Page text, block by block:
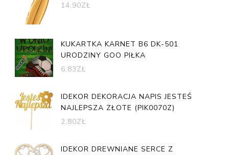
14,90ZŁ
KUKARTKA KARNET B6 DK-501
URODZINY GOO PIŁKA
6,83ZŁ
IDEKOR DEKORACJA NAPIS JESTEŚ
NAJLEPSZA ZŁOTE (PIK0070Z)
2,80ZŁ
IDEKOR DREWNIANE SERCE Z